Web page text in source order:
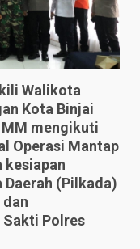
Walikota
Kota Binjai
MM mengikuti
Operasi Mantap
kesiapan
Daerah (Pilkada)
Sakti Polres